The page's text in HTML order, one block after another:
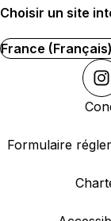
Choisir un site
France (Français)
Formulaire